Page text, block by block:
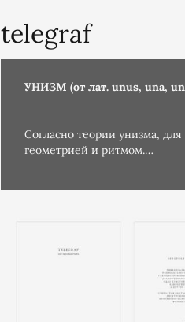
telegraf
УНИЗМ (от лат. unus, una,
Согласно теории унизма,
геометрией и ритмом.